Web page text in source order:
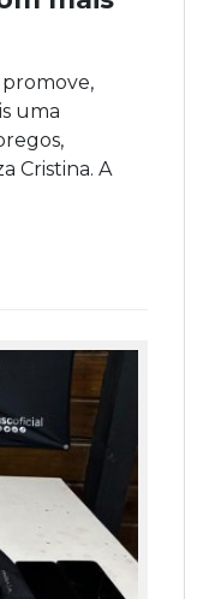
uma
Cristina. A